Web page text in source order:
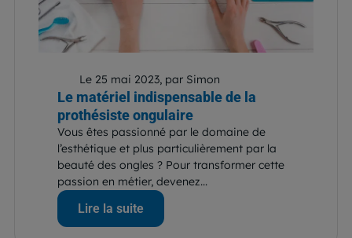
Le 25 mai 2023, par Simon
Le matériel indispensable de la
prothésiste ongulaire
Vous êtes passionné par le domaine de
l’esthétique et plus particulièrement par la
beauté des ongles ? Pour transformer cette
passion en métier, devenez...
Lire la suite